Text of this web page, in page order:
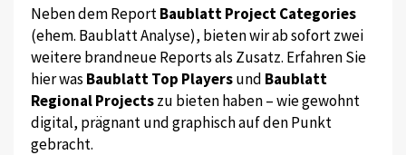
Neben dem ReportBaublatt Project Categories
(ehem. Baublatt Analyse), bieten wir ab sofort zwei
weitere brandneue Reports als Zusatz. Erfahren Sie
hier was Baublatt Top Playersund Baublatt
Regional Projectszu bieten haben – wie gewohnt
digital, prägnant und graphisch auf den Punkt
gebracht.